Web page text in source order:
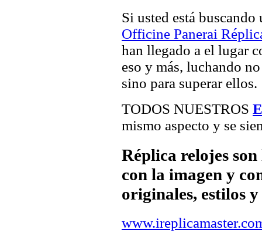
Si usted está
Officine Panerai
han llegado a el lugar
eso y más, luchando
sino para superar ellos.
TODOS NUESTROS
mismo aspecto y se
Réplica relojes
con la imagen y
originales, estilos